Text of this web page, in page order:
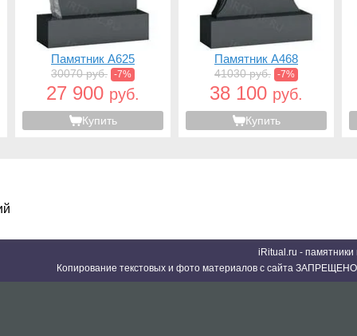
Памятник A625
30070 руб. -7%
27 900 руб.
Купить
Памятник A468
41030 руб. -7%
38 100 руб.
Купить
iRitual.ru -
Копирование текстовых и фото материалов с сайта